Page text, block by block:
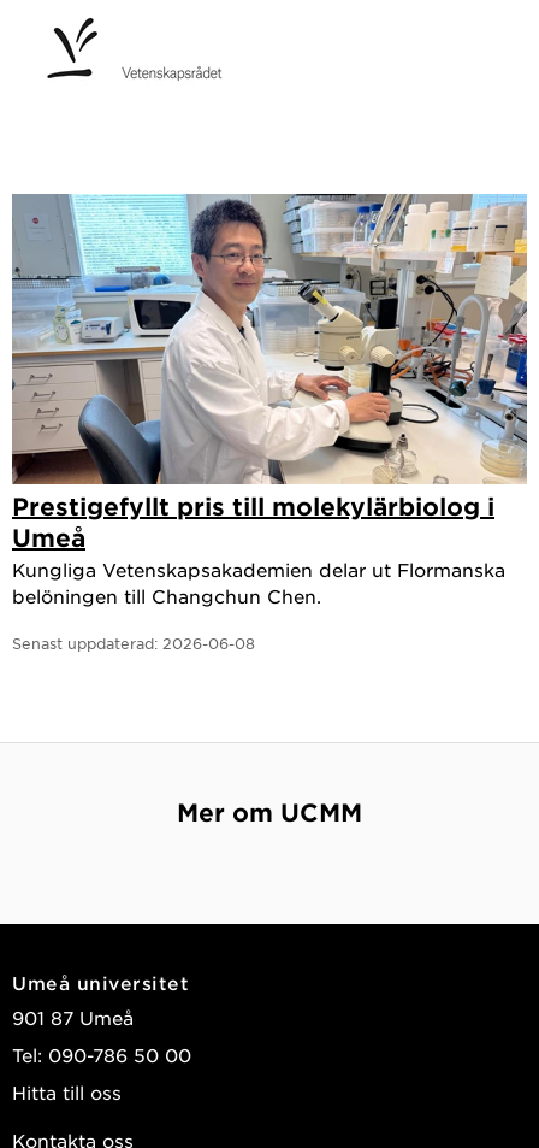
Prestigefyllt pris till molekylärbiolog i
Umeå
Kungliga Vetenskapsakademien delar ut Flormanska
belöningen till Changchun Chen.
Senast uppdaterad: 2026-06-08
Mer om UCMM
Umeå universitet
901 87 Umeå
Tel: 090-786 50 00
Hitta till oss
Kontakta oss